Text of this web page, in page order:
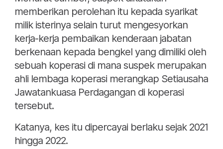
memberikan perolehan itu kepada syarikat
milik isterinya selain turut mengesyorkan
kerja-kerja pembaikan kenderaan jabatan
berkenaan kepada bengkel yang dimiliki oleh
sebuah koperasi di mana suspek merupakan
ahli lembaga koperasi merangkap Setiausaha
Jawatankuasa Perdagangan di koperasi
tersebut.
Katanya, kes itu dipercayai berlaku sejak 2021
hingga 2022.